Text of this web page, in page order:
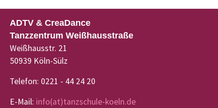
ADTV & CreaDance
Tanzzentrum Weißhausstraße
Weißhausstr. 21
50939 Köln-Sülz
Telefon: 0221 - 44 24 20
E-Mail: info(at)tanzschule-koeln.de